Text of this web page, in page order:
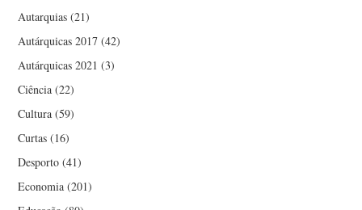
Autarquias (21)
Autárquicas 2017 (42)
Autárquicas 2021 (3)
Ciência (22)
Cultura (59)
Curtas (16)
Desporto (41)
Economia (201)